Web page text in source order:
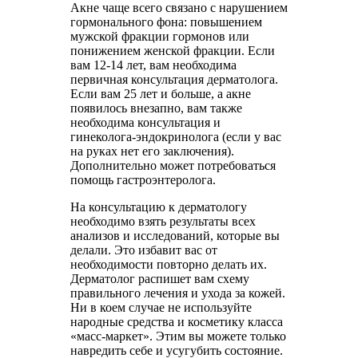
Акне чаще всего связано с нарушением
гормонального фона: повышением
мужской фракции гормонов или
понижением женской фракции. Если
вам 12-14 лет, вам необходима
первичная консультация дерматолога.
Если вам 25 лет и больше, а акне
появилось внезапно, вам также
необходима консультация и
гинеколога-эндокринолога (если у вас
на руках нет его заключения).
Дополнительно может потребоваться
помощь гастроэнтеролога.
На консультацию к дерматологу
необходимо взять результаты всех
анализов и исследований, которые вы
делали. Это избавит вас от
необходимости повторно делать их.
Дерматолог распишет вам схему
правильного лечения и ухода за кожей.
Ни в коем случае не используйте
народные средства и косметику класса
«масс-маркет». Этим вы можете только
навредить себе и усугубить состояние.